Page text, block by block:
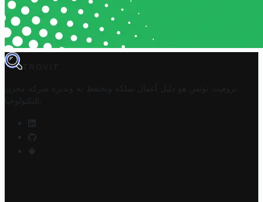
TROVIT
تروفيت تونس هو دليل أعمال تملكه وتحتفظ به وتديره
شركة مخزن
التكنولوجيا